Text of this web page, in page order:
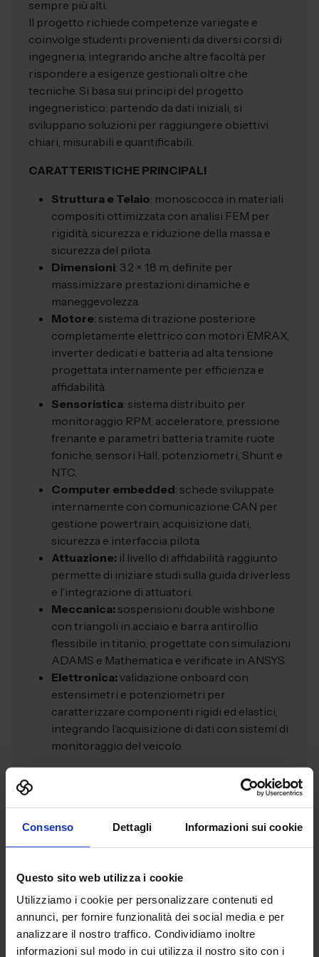
Consenso Dettagli Informazioni sui cookie
Questo sito web utilizza i cookie
Utilizziamo i cookie per personalizzare contenuti ed
annunci, per fornire funzionalità dei social media e per
analizzare il nostro traffico. Condividiamo inoltre
informazioni sul modo in cui utilizza il nostro sito con i
sempre più alti.
Il progetto richiede competenze variegate e
coinvolge studenti provenienti da diversi corsi di
ingegneria, integrando anche altre facoltà per
rispondere a esigenze gestionali oltre che
tecniche. Si basa sui principi del progetto
ingegneristico: partendo da dati iniziali, si
sviluppano soluzioni per raggiungere obiettivi
chiari, misurabili e quantificabili.
CARATTERISTICHE PRINCIPALI
Struttura e Telaio: monoscocca in materiali
compositi ottimizzata con analisi FEM per
rigidità, sicurezza e riduzione della massa e
sicurezza del pilota.
Dimensioni: 3.2 × 1.8 m, definite per
massimizzare prestazioni dinamiche e
maneggevolezza.
Motore: sistema di trazione posteriore
completamente elettrico con motori EMRAX,
inverter dedicati e batteria ad alta tensione
progettata internamente per efficienza e
affidabilità.
Sensoristica: sistema distribuito per
monitoraggio RPM, acceleratore, pressione
frenante e parametri batteria tramite ruote
foniche, sensori Hall, potenziometri, Shunt e
NTC.
Computer embedded: schede sviluppate
internamente con comunicazione CAN per
gestione powertrain, acquisizione dati,
sicurezza e interfaccia pilota.
Attuazione: il livello di affidabilità raggiunto
permette di iniziare studi sulla guida driverless
e l’integrazione di attuatori.
Meccanica: sospensioni double wishbone
con triangoli in acciaio e barra antirollio
flessibile in titanio, progettate con simulazioni
ADAMS e Mathematica e verificate in ANSYS.
Elettronica:validazione onboard con
estensimetri e potenziometri per
caratterizzare componenti rigidi ed elastici,
integrando l’acquisizione di dati con sistemi di
monitoraggio del veicolo.
3. Ferrara Squadra Corse –
Student giovane, ma con radici storiche. La sua
storia inizia negli anni ’90, debuttando come
primo team italiano nella categoria a combustione.